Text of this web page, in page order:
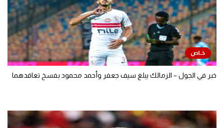
خبر في الجول – الزمالك يبلغ سيف جعفر وأحمد محمود بفسخ تعاقدهما